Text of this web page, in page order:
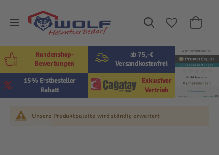
Suche
Mein
ab 75,-€
Versandkostenfrei
Exklusiver
Vertrieb
15% Erstbesteller
Rabatt
Kundenshop-
Bewertungen
Unsere Produktpalette wird ständig erweitert